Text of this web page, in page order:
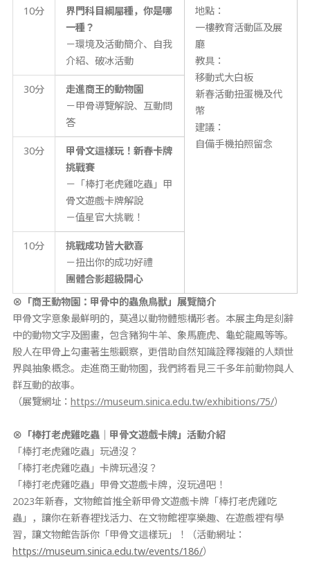
10分
界門科目綱屬種，你是哪
一種？
－環境及活動簡介、自我
介紹、破冰活動
地點：
一樓教育活動區及展
廳
教具：
移動式大白板
新春活動扭蛋機及代
幣
建議：
自備手機拍照留念
30分
走進商王的動物園
－甲骨導覽解說、互動問
答
30分 甲骨文這樣玩！ 新春卡牌
挑戰賽
－「棒打老虎雞吃蟲」甲
骨文遊戲卡牌解說
－值星官大挑戰！
10分
挑戰成功皆大歡喜
－扭出你的成功好禮
團體合影超級開心
⊗ 「商王動物園：甲骨中的蟲魚鳥獸」展覽簡介
甲骨文字意象最鮮明的，莫過以動物體態構形者。本展主角是刻辭
中的動物文字及圖畫，包含豬狗牛羊、象馬鹿虎、龜蛇龍鳳等等。
殷人在甲骨上勾畫著生態觀察，更借助自然知識詮釋複雜的人類世
界與抽象概念。走進商王動物園，我們將看見三千多年前動物與人
群互動的故事。
（展覽網址： https://museum.sinica.edu.tw/exhibitions/75/）
⊗ 「棒打老虎雞吃蟲｜甲骨文遊戲卡牌」 活動介紹
「棒打老虎雞吃蟲」玩過沒？
「棒打老虎雞吃蟲」卡牌玩過沒？
「棒打老虎雞吃蟲」甲骨文遊戲卡牌，沒玩過吧！
2023年新春，文物館首推全新甲骨文遊戲卡牌「棒打老虎雞吃
蟲」，讓你在新春裡找活力、在文物館裡享樂趣、在遊戲裡有學
習，讓文物館告訴你「甲骨文這樣玩」！（活動網址：
https://museum.sinica.edu.tw/events/186/）